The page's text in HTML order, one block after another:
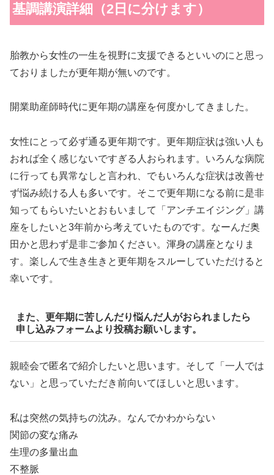
基調講演詳細（2日に分けます）
胎教から女性の一生を視野に支援できるといいのにと思っ
ておりましたが更年期が無いのです。
開業助産師時代に更年期の講座を何度かしてきました。
女性にとって必ず通る更年期です。更年期症状は強い人も
おれば全く感じないですぎる人おられます。いろんな病院
に行っても異常なしと言われ、でもいろんな症状は改善せ
ず悩み続ける人も多いです。そこで更年期になる前に是非
知ってもらいたいとおもいまして「アンチエイジング」講
座をしたいと3年前から考えていたものです。なーんだ奥
田かと思わず是非ご参加ください。渾身の講座となりま
す。楽しんで生き生きと更年期をスルーしていただけると
幸いです。
また、更年期に苦しんだり悩んだ人がおられましたら
申し込みフォームより投稿お願いします。
親睦会で匿名で紹介したいと思います。そして「一人では
ない」と思っていただき前向いてほしいと思います。
私は突然の気持ちの沈み。なんでかわからない
関節の変な痛み
生理の多量出血
不整脈